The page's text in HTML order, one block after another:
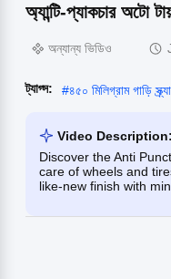
অ্যান্টি-প্যাকচার অটো
অন্যান্য ভিডিও
ট্যাগ্স: #৪৫০ মিলিগ্রাম গাড়ি
Video Description:
Discover the Anti
care of wheels and
like-new finish with